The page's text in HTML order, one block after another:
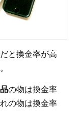
と換金率が高
の物は換金率
の物は換金率